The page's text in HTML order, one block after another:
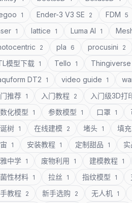
1 Ender-3 V3 SE 2 FDM 5
1 lattice 1 Luma AI 1
2 pla 6 procusini 2
模型下载 1 Tello 1 Thingiverse
DT2 1 video guide 1
推荐 1 入门教程 2 入门级3D打
化模型 1 参数模型 1 口罩 1
树 1 在线建模 2 堵头 1 填充
1 安装教程 1 定制甜品 1 实
中学 1 废物利用 1 建模教程 1
性材料 1 拉丝 1 指纹模型 1
教程 2 新手选购 2 无人机 1